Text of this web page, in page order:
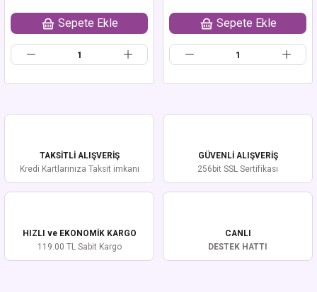
Sepete Ekle Sepete Ekle
TAKSİTLİ ALIŞVERİŞ
Kredi Kartlarınıza Taksit imkanı
GÜVENLİ ALIŞVERİŞ
256bit SSL Sertifikası
HIZLI ve EKONOMİK KARGO
119.00 TL Sabit Kargo
CANLI
DESTEK HATTI